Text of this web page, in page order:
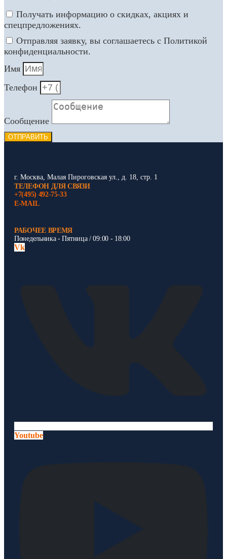
Получать информацию о скидках, акциях и
спецпредложениях.
Отправляя заявку, вы соглашаетесь с Политикой
конфиденциальности.
Имя
Телефон
Сообщение
ОТПРАВИТЬ
г. Москва, Малая Пироговская ул., д. 18, стр. 1
ТЕЛЕФОН ДЛЯ СВЯЗИ
+7(495) 492-75-33
E-MAIL
РАБОЧЕЕ ВРЕМЯ
Понедельника - Пятница / 09:00 - 18:00
Vk
Youtube